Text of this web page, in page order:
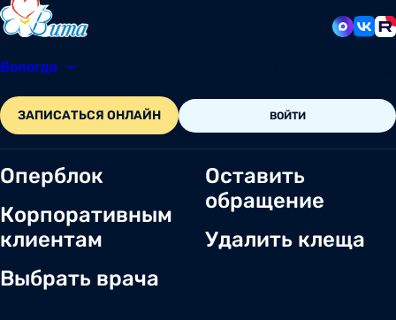
Вологда
ЗАПИСАТЬСЯ ОНЛАЙН ВОЙТИ
Оперблок
Корпоративным
клиентам
Выбрать врача
Оставить
обращение
Удалить клеща